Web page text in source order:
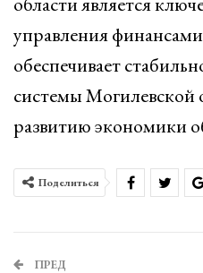
управления
обеспечивает
системы Могилевской
развитию экономики
Поделиться
ПРЕД